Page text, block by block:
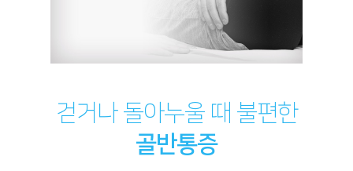
걷거나 돌아누울 때 불편한
골반통증